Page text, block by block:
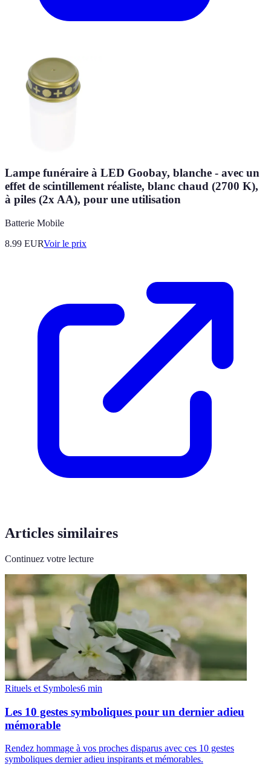
Lampe funéraire à LED Goobay, blanche - avec un
effet de scintillement réaliste, blanc chaud (2700 K),
à piles (2x AA), pour une utilisation
Batterie Mobile
8.99 EURVoir le prix
Articles similaires
Continuez votre lecture
Rituels et Symboles6 min
Les 10 gestes symboliques pour un dernier adieu
mémorable
Rendez hommage à vos proches disparus avec ces 10 gestes
symboliques dernier adieu inspirants et mémorables.